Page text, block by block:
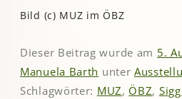
Bild (c) MUZ im ÖBZ
Dieser Beitrag wurde am 5.
Manuela Barth unter
Schlagwörter: MUZ, ÖBZ,